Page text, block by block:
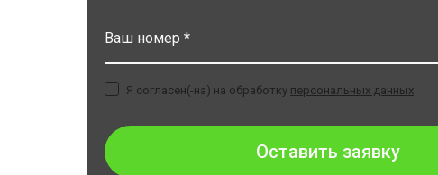
Ваш номер *
Оставить заявку
Я согласен(-на) на обработку персональных данных